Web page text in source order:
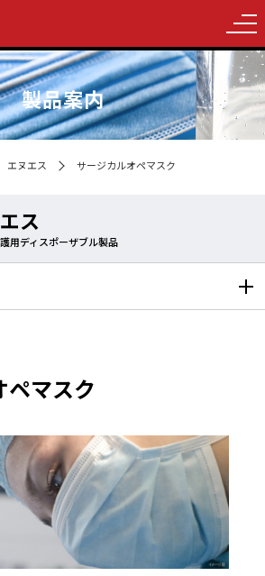
製品案内
エヌエス サージカルオペマスク
ス
用ディスポーザブル製品
ペマスク